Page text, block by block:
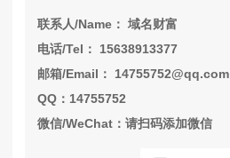
联系人/Name： 域名财富
电话/Tel： 15638913377
邮箱/Email： 14755752@qq.com
QQ：14755752
微信/WeChat：请扫码添加微信